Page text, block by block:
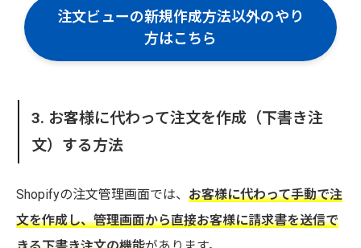
注文ビューの新規作成方法以外のやり
方はこちら
3. お客様に代わって注文を作成（下書き注
文）する方法
Shopifyの注文管理画面では、 お客様に代わって手動で注
文を作成し、管理画面から直接お客様に請求書を送信で